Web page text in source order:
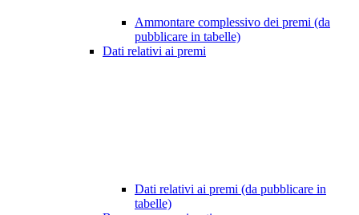
Ammontare complessivo dei premi (da
pubblicare in tabelle)
Dati relativi ai premi
Dati relativi ai premi (da pubblicare in
tabelle)